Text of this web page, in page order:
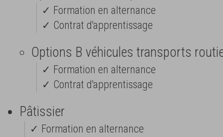
✓ Formation en alternance
✓ Contrat d'apprentissage
Options B véhicules transports
✓ Formation en alternance
✓ Contrat d'apprentissage
Pâtissier
✓ Formation en alternance